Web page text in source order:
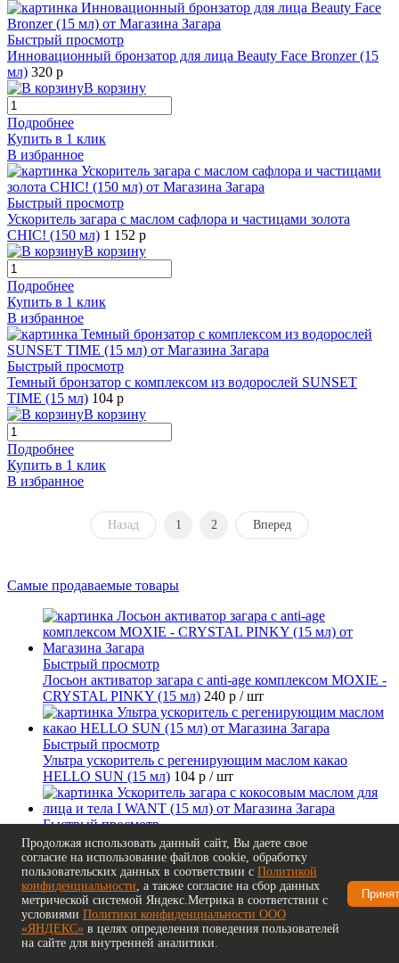
Продолжая использовать данный сайт, Вы даете свое
согласие на использование файлов cookie, обработку
пользовательских данных в соответствии с Политикой
конфиденциальности, а также согласие на сбор данных
метрической системой Яндекс.Метрика в соответствии с
условиями Политики конфиденциальности ООО
«ЯНДЕКС» в целях определения поведения пользователей
на сайте для внутренней аналитики.
Быстрый просмотр
Инновационный бронзатор для лица Beauty Face Bronzer (15
мл) 320 р
В корзину
Подробнее
Купить в 1 клик
В избранное
Быстрый просмотр
Ускоритель загара с маслом сафлора и частицами золота
CHIC! (150 мл) 1 152 р
В корзину
Подробнее
Купить в 1 клик
В избранное
Быстрый просмотр
Темный бронзатор с комплексом из водорослей SUNSET
TIME (15 мл) 104 р
В корзину
Подробнее
Купить в 1 клик
В избранное
Назад 1 2 Вперед
Самые продаваемые товары
Быстрый просмотр
Лосьон активатор загара с anti-age комплексом MOXIE -
CRYSTAL PINKY (15 мл) 240 р / шт
Быстрый просмотр
Ультра ускоритель с регенирующим маслом какао
HELLO SUN (15 мл) 104 р / шт
Быстрый просмотр
Ускоритель загара с кокосовым маслом для лица и тела I
WANT (15 мл) 144 р / шт
Быстрый просмотр
Темный бронзатор с комплексом из водорослей
SUNSET TIME (15 мл) 104 р/ шт